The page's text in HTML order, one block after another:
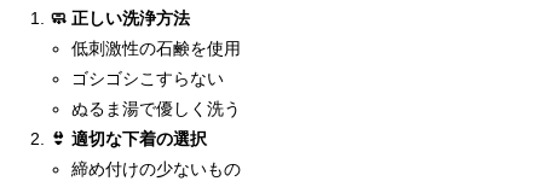
🧼 正しい洗浄方法
低刺激性の石鹸を使用
ゴシゴシこすらない
ぬるま湯で優しく洗う
👙 適切な下着の選択
締め付けの少ないもの